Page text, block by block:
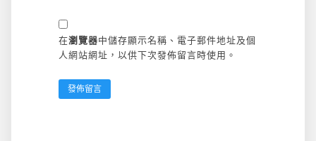
在瀏覽器中儲存顯示名稱、電子郵件地址及個
人網站網址，以供下次發佈留言時使用。